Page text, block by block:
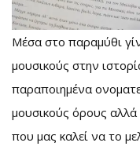
Μέσα στο παραμύθι
μουσικούς στην
παραποιημένα
μουσικούς όρους αλλά
που μας καλεί να το